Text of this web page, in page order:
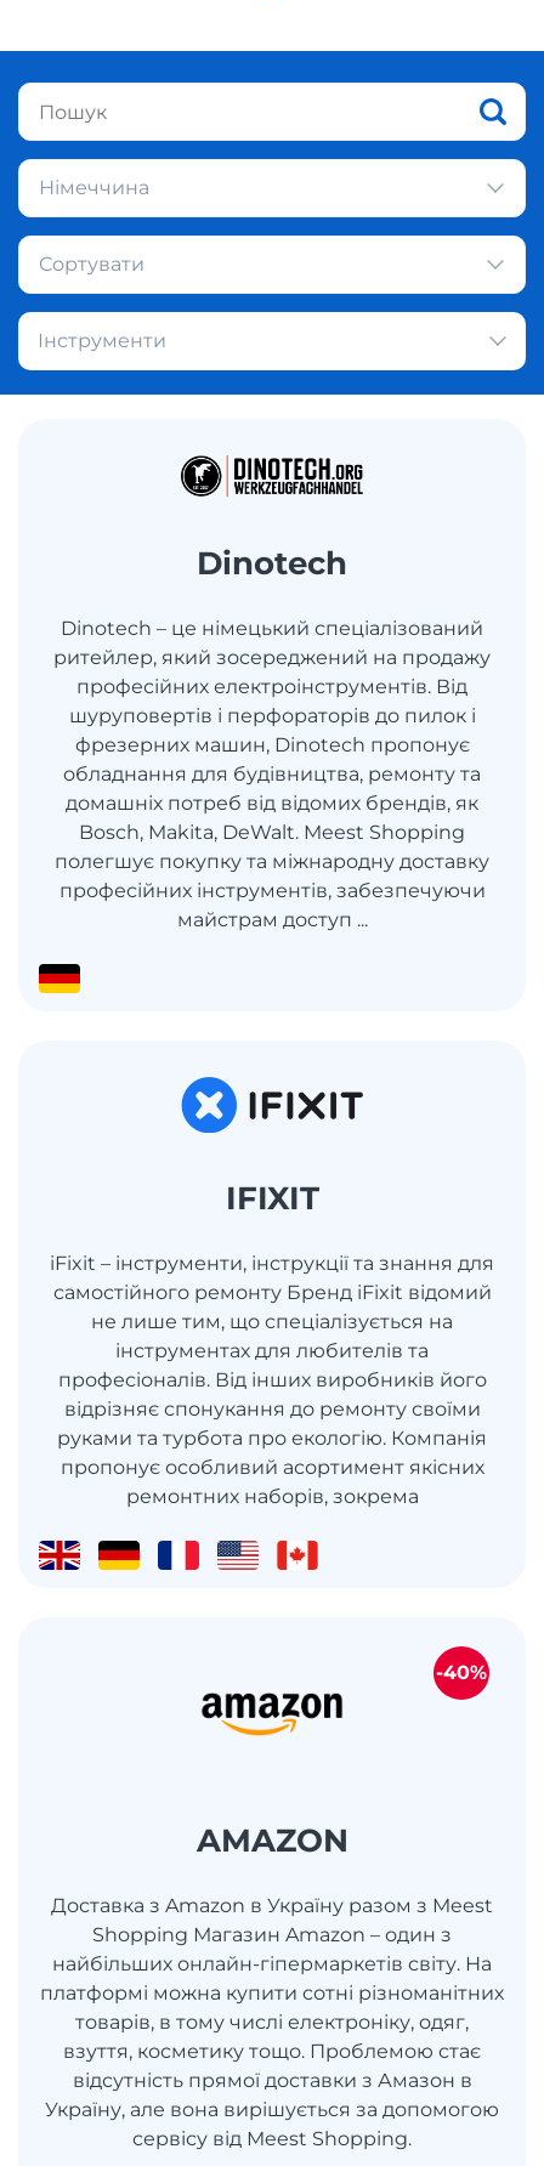
Німеччина
Сортувати
Інструменти
Dinotech
Dinotech – це німецький спеціалізований
ритейлер, який зосереджений на продажу
професійних електроінструментів. Від
шуруповертів і перфораторів до пилок і
фрезерних машин, Dinotech пропонує
обладнання для будівництва, ремонту та
домашніх потреб від відомих брендів, як
Bosch, Makita, DeWalt. Meest Shopping
полегшує покупку та міжнародну доставку
професійних інструментів, забезпечуючи
майстрам доступ ...
IFIXIT
iFixit – інструменти, інструкції та знання для
самостійного ремонту Бренд iFixit відомий
не лише тим, що спеціалізується на
інструментах для любителів та
професіоналів. Від інших виробників його
відрізняє спонукання до ремонту своїми
руками та турбота про екологію. Компанія
пропонує особливий асортимент якісних
ремонтних наборів, зокрема
AMAZON
Доставка з Amazon в Україну разом з Meest
Shopping Магазин Amazon – один з
найбільших онлайн-гіпермаркетів світу. На
платформі можна купити сотні різноманітних
товарів, в тому числі електроніку, одяг,
взуття, косметику тощо. Проблемою стає
відсутність прямої доставки з Амазон в
Україну, але вона вирішується за допомогою
сервісу від Meest Shopping.
-40%